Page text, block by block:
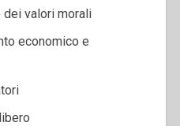
dei valori morali
economico e